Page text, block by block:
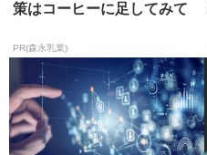
策はコーヒーに足してみて
PR(森永乳業)